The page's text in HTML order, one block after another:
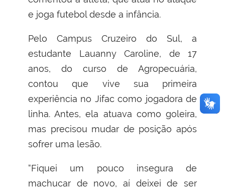
e joga futebol desde a infância.
Pelo Campus Cruzeiro do Sul, a
estudante Lauanny Caroline, de 17
anos, do curso de Agropecuária,
contou que vive sua primeira
experiência no Jifac como jogadora de
linha. Antes, ela atuava como goleira,
mas precisou mudar de posição após
sofrer uma lesão.
“Fiquei um pouco insegura de
machucar de novo, aí deixei de ser